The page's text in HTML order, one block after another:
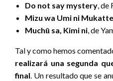
Do not say mystery, de
Mizu wa Umi ni
Muchū sa, Kimi ni, de
Tal y como hemos
realizará una segunda
final. Un resultado que se